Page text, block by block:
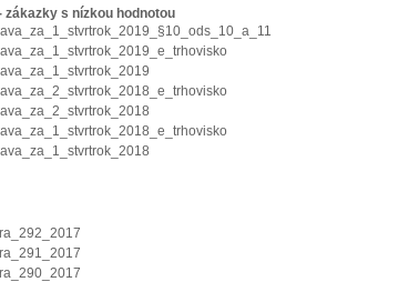
zákazky s nízkou hodnotou